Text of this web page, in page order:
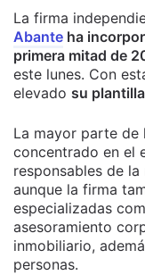
La firma
Abante ha
primera mitad de
este lunes. Con
elevado su
La mayor parte de
concentrado en el
responsables de
aunque la firma
especializadas
asesoramiento
inmobiliario,
personas.